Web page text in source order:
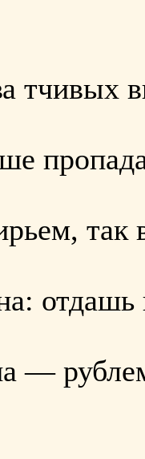
тчивых
так
отдашь
—